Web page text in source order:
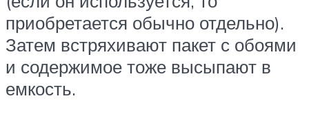
приобретается обычно отдельно).
Затем встряхивают пакет с обоями
и содержимое тоже высыпают в
емкость.